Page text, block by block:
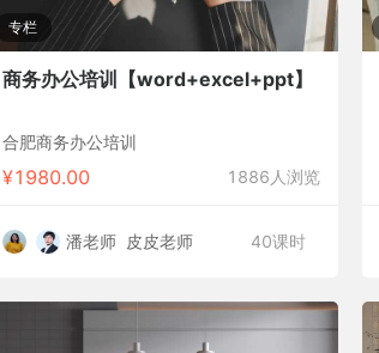
专栏
商务办公培训【word+excel+ppt】
合肥商务办公培训
¥1980.00 1886人浏览
40课时
潘老师 皮皮老师